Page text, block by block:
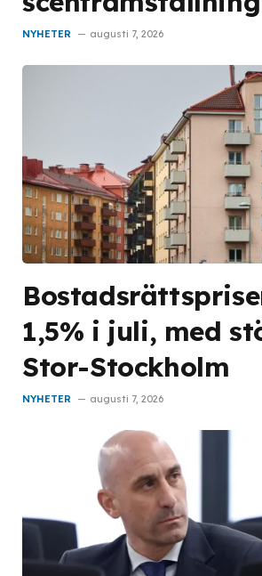
NYHETER augusti 7, 2026
1,5% i juli, med
Stor-Stockholm
NYHETER augusti 7, 2026